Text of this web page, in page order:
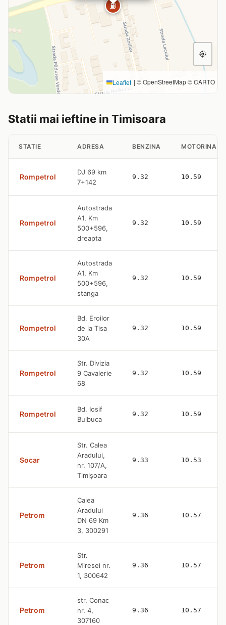
⛽
Leaflet | © OpenStreetMap © CARTO
Statii mai ieftine in Timisoara
STATIE ADRESA BENZINA MOTORINA
Rompetrol
DJ 69 km
7+142
9.32 10.59
Rompetrol
Autostrada
A1, Km
500+596,
dreapta
9.32 10.59
Rompetrol
Autostrada
A1, Km
500+596,
stanga
9.32 10.59
Rompetrol
Bd. Eroilor
de la Tisa
30A
9.32 10.59
Rompetrol
Str. Divizia
9 Cavalerie
68
9.32 10.59
Rompetrol
Bd. Iosif
Bulbuca
9.32 10.59
Socar
Str. Calea
Aradului,
nr. 107/A,
Timișoara
9.33 10.53
Petrom
Calea
Aradului
DN 69 Km
3, 300291
9.36 10.57
Petrom
Str.
Miresei nr.
1, 300642
9.36 10.57
Petrom
str. Conac
nr. 4,
307160
9.36 10.57